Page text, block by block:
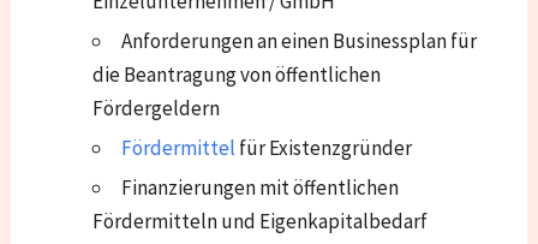
Anforderungen an einen Businessplan für
die Beantragung von öffentlichen
Fördergeldern
Fördermittel für Existenzgründer
Finanzierungen mit öffentlichen
Fördermitteln und Eigenkapitalbedarf